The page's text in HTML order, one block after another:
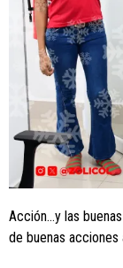
Acción…y las
de buenas acciones